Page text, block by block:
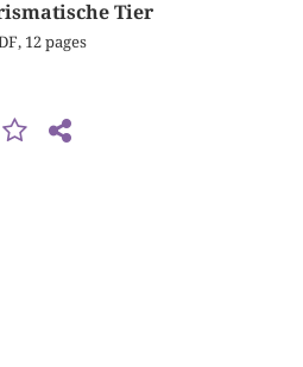
Tier
12 pages